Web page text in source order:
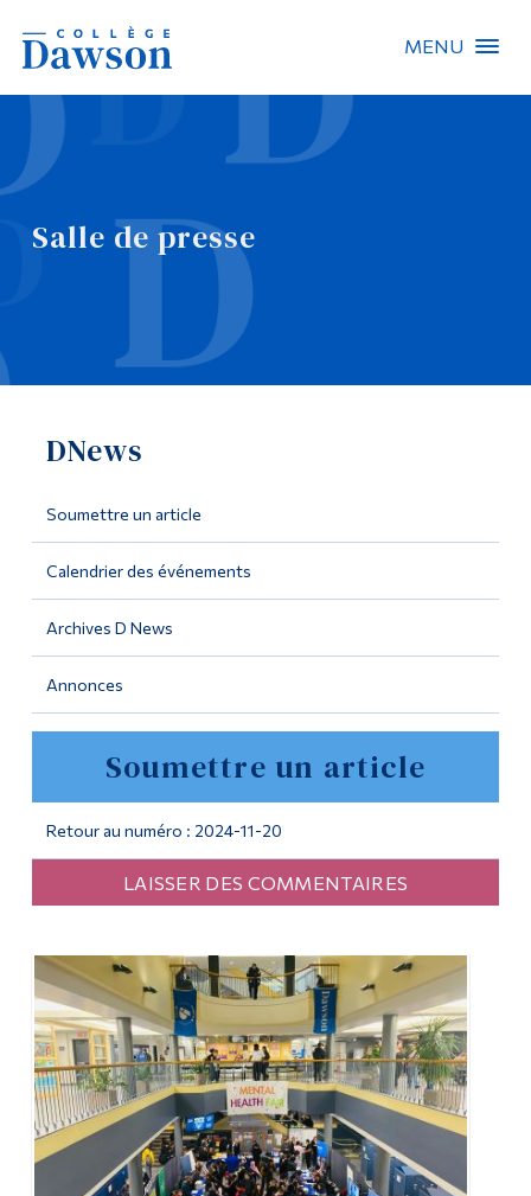
MENU
Salle de presse
DNews
Soumettre un article
Calendrier des événements
Archives D News
Annonces
Soumettre un article
Retour au numéro : 2024-11-20
LAISSER DES COMMENTAIRES
Recherche sur le site
Recherche de personnes
EN
Omnivox
Outils
Programmes
Formation continue
Admissions
Qui vous êtes
Étudiants actuels
Corps enseignant et
personnel administratif
Diplômé·es et visiteur·euses